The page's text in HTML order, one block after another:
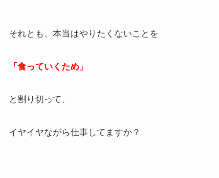
それとも、本当はやりたくないことを
「食っていくため」
と割り切って、
イヤイヤながら仕事してますか？